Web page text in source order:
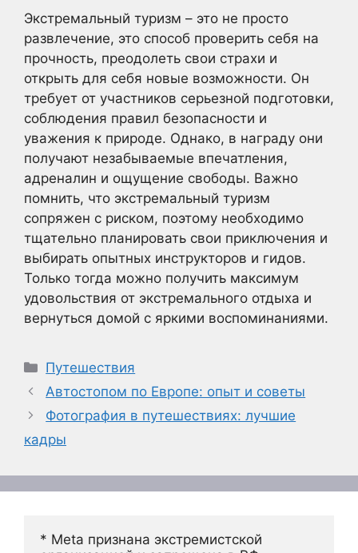
Экстремальный туризм – это не просто
развлечение, это способ проверить себя на
прочность, преодолеть свои страхи и
открыть для себя новые возможности. Он
требует от участников серьезной подготовки,
соблюдения правил безопасности и
уважения к природе. Однако, в награду они
получают незабываемые впечатления,
адреналин и ощущение свободы. Важно
помнить, что экстремальный туризм
сопряжен с риском, поэтому необходимо
тщательно планировать свои приключения и
выбирать опытных инструкторов и гидов.
Только тогда можно получить максимум
удовольствия от экстремального отдыха и
вернуться домой с яркими воспоминаниями.
Рубрики
Путешествия
Автостопом по Европе: опыт и советы
Фотография в путешествиях: лучшие
кадры
* Meta признана экстремистской